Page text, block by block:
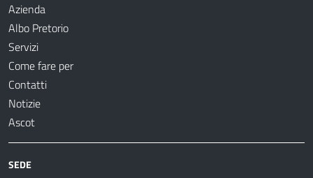
Azienda
Albo Pretorio
Servizi
Come fare per
Contatti
Notizie
Ascot
SEDE